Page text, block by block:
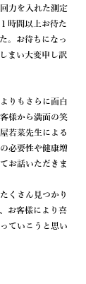
力を入れた測定
時間以上お待た
。お待ちになっ
まい大変申し訳
りもさらに面白
様から満面の笑
若菜先生による
必要性や健康増
お話いただきま
くさん見つかり
お客様により喜
ていこうと思い